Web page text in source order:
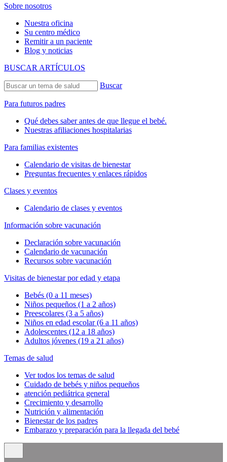
Sobre nosotros
Nuestra oficina
Su centro médico
Remitir a un paciente
Blog y noticias
BUSCAR ARTÍCULOS
Buscar
Para futuros padres
Qué debes saber antes de que llegue el bebé.
Nuestras afiliaciones hospitalarias
Para familias existentes
Calendario de visitas de bienestar
Preguntas frecuentes y enlaces rápidos
Clases y eventos
Calendario de clases y eventos
Información sobre vacunación
Declaración sobre vacunación
Calendario de vacunación
Recursos sobre vacunación
Visitas de bienestar por edad y etapa
Bebés (0 a 11 meses)
Niños pequeños (1 a 2 años)
Preescolares (3 a 5 años)
Niños en edad escolar (6 a 11 años)
Adolescentes (12 a 18 años)
Adultos jóvenes (19 a 21 años)
Temas de salud
Ver todos los temas de salud
Cuidado de bebés y niños pequeños
atención pediátrica general
Crecimiento y desarrollo
Nutrición y alimentación
Bienestar de los padres
Embarazo y preparación para la llegada del bebé